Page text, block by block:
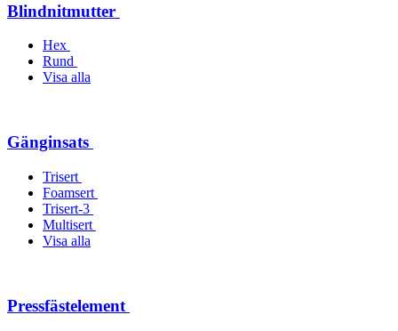
Blindnitmutter
Hex
Rund
Visa alla
Gänginsats
Trisert
Foamsert
Trisert-3
Multisert
Visa alla
Pressfästelement